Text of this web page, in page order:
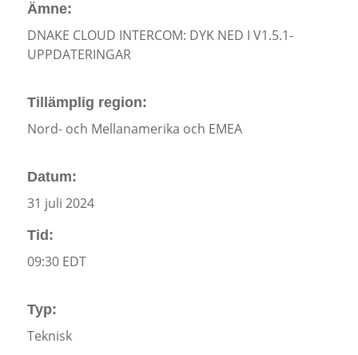
Ämne:
DNAKE CLOUD INTERCOM: DYK NED I V1.5.1-
UPPDATERINGAR
Tillämplig region:
Nord- och Mellanamerika och EMEA
Datum:
31 juli 2024
Tid:
09:30 EDT
Typ:
Teknisk